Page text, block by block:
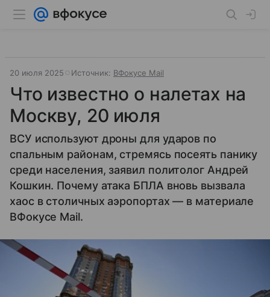
20 июля 2025 Источник: ВФокусе Mail
Что известно о налетах на
Москву, 20 июля
ВСУ используют дроны для ударов по
спальным районам, стремясь посеять панику
среди населения, заявил политолог Андрей
Кошкин. Почему атака БПЛА вновь вызвала
хаос в столичных аэропортах — в материале
ВФокусе Mail.